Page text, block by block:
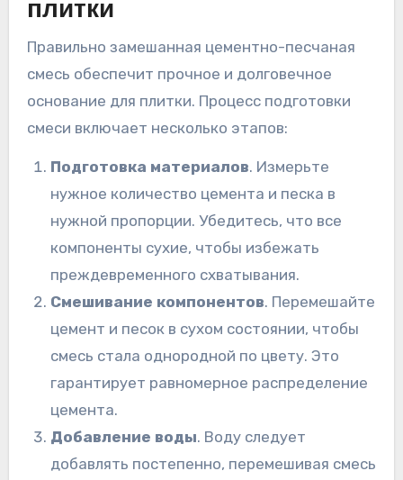
плитки
Правильно замешанная цементно-песчаная
смесь обеспечит прочное и долговечное
основание для плитки. Процесс подготовки
смеси включает несколько этапов:
Подготовка материалов. Измерьте
нужное количество цемента и песка в
нужной пропорции. Убедитесь, что все
компоненты сухие, чтобы избежать
преждевременного схватывания.
Смешивание компонентов. Перемешайте
цемент и песок в сухом состоянии, чтобы
смесь стала однородной по цвету. Это
гарантирует равномерное распределение
цемента.
Добавление воды. Воду следует
добавлять постепенно, перемешивая смесь